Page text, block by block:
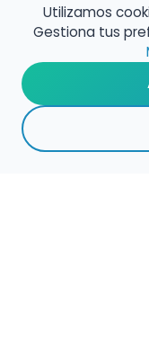
Utilizamos
Gestiona tus